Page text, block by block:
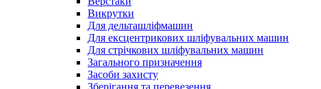
Викрутки
Для дельташліфмашин
Для ексцентрикових шліфувальних машин
Для стрічкових шліфувальних машин
Загального призначення
Засоби захисту
Зберігання та перевезення